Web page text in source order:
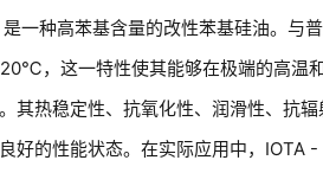
一种高苯基含量的改性苯基硅油。与
，这一特性使其能够在极端的高温和
其热稳定性、抗氧化性、润滑性、
好的性能状态。在实际应用中，IOTA